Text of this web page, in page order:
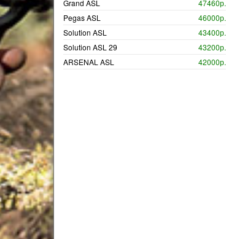
Grand ASL
47460р.
Pegas ASL
46000р.
Solution ASL
43400р.
Solution ASL 29
43200р.
ARSENAL ASL
42000р.